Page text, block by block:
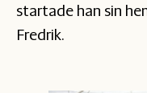
startade han sin
Fredrik.